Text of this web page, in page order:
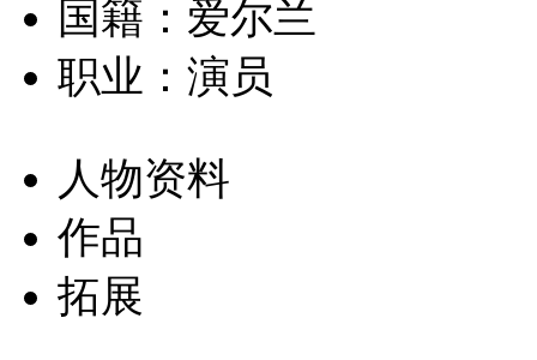
国籍：爱尔兰
职业：演员
人物资料
作品
拓展